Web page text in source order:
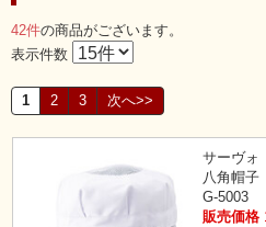
42件の商品がございます。
表示件数
1 2 3 次へ>>
サーヴォ
八角帽子
G-5003
販売価格